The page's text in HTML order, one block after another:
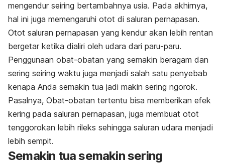
mengendur seiring bertambahnya usia. Pada akhirnya,
hal ini juga memengaruhi otot di saluran pernapasan.
Otot saluran pernapasan yang kendur akan lebih rentan
bergetar ketika dialiri oleh udara dari paru-paru.
Penggunaan obat-obatan yang semakin beragam dan
sering seiring waktu juga menjadi salah satu penyebab
kenapa Anda semakin tua jadi makin sering ngorok.
Pasalnya, Obat-obatan tertentu bisa memberikan efek
kering pada saluran pernapasan, juga membuat otot
tenggorokan lebih rileks sehingga saluran udara menjadi
lebih sempit.
Semakin tua semakin sering